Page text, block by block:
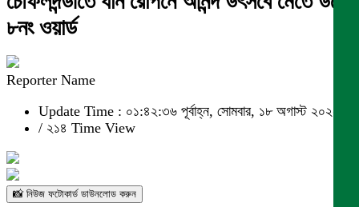
৮নং ওয়ার্ড
Reporter Name
Update Time : ০১:৪২:৩৬ পূর্বাহ্ন, সোমবার, ১৮ অগাস্ট ২০২৫
/ ২১৪ Time View
📸 নিউজ ফটোকার্ড ডাউনলোড করুন